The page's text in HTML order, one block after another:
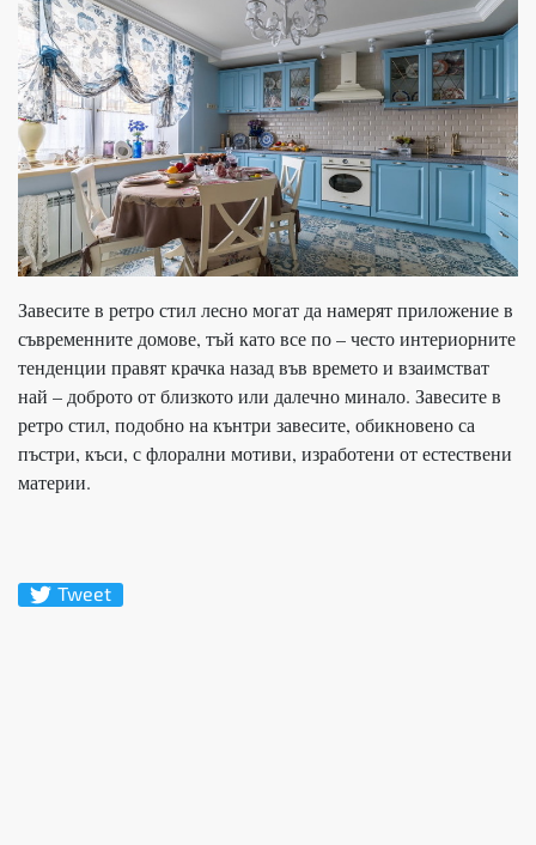
Завесите в ретро стил лесно могат да намерят приложение в
съвременните домове, тъй като все по – често интериорните
тенденции правят крачка назад във времето и взаимстват
най – доброто от близкото или далечно минало. Завесите в
ретро стил, подобно на кънтри завесите, обикновено са
пъстри, къси, с флорални мотиви, изработени от естествени
материи.
Tweet